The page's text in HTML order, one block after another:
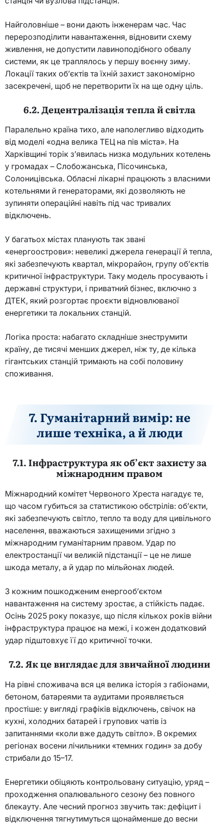
Найголовніше – вони дають інженерам час. Час
перерозподілити навантаження, відновити схему
живлення, не допустити лавиноподібного обвалу
системи, як це траплялось у першу воєнну зиму.
Локації таких об’єктів та їхній захист закономірно
засекречені, щоб не перетворити їх на ще одну ціль.
6.2. Децентралізація тепла й світла
Паралельно країна тихо, але наполегливо відходить
від моделі «одна велика ТЕЦ на пів міста». На
Харківщині торік з’явилась низка модульних котелень
у громадах – Слобожанська, Пісочинська,
Солоницівська. Обласні лікарні працюють з власними
котельнями й генераторами, які дозволяють не
зупиняти операційні навіть під час тривалих
відключень.
У багатьох містах планують так звані
«енергоострови»: невеликі джерела генерації й тепла,
які забезпечують квартал, мікрорайон, групу об’єктів
критичної інфраструктури. Таку модель просувають і
державні структури, і приватний бізнес, включно з
ДТЕК, який розгортає проєкти відновлюваної
енергетики та локальних станцій.
Логіка проста: набагато складніше знеструмити
країну, де тисячі менших джерел, ніж ту, де кілька
гігантських станцій тримають на собі половину
споживання.
7. Гуманітарний вимір: не
лише техніка, а й люди
7.1. Інфраструктура як об’єкт захисту за
міжнародним правом
Міжнародний комітет Червоного Хреста нагадує те,
що часом губиться за статистикою обстрілів: об’єкти,
які забезпечують світло, тепло та воду для цивільного
населення, вважаються захищеними згідно з
міжнародним гуманітарним правом. Удар по
електростанції чи великій підстанції – це не лише
шкода металу, а й удар по мільйонах людей.
З кожним пошкодженим енергооб’єктом
навантаження на систему зростає, а стійкість падає.
Осінь 2025 року показує, що після кількох років війни
інфраструктура працює на межі, і кожен додатковий
удар підштовхує її до критичної точки.
7.2. Як це виглядає для звичайної людини
На рівні споживача вся ця велика історія з габіонами,
бетоном, батареями та аудитами проявляється
простіше: у вигляді графіків відключень, свічок на
кухні, холодних батарей і групових чатів із
запитаннями «коли вже дадуть світло». В окремих
регіонах восени лічильники «темних годин» за добу
стрибали до 15–17.
Енергетики обіцяють контрольовану ситуацію, уряд –
проходження опалювального сезону без повного
блекауту. Але чесний прогноз звучить так: дефіцит і
відключення тягнутимуться щонайменше до весни